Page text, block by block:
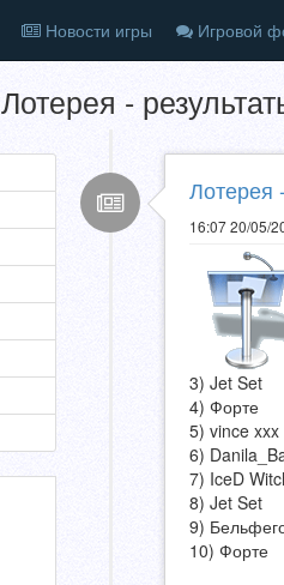
Новости игры Игровой
Лотерея -
Лотерея
16:07 20/05/
3) Jet Set
4) Форте
5) vince xxx
6)
7) IceD
8) Jet Set
9)
10) Форте